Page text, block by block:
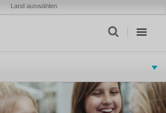
Land auswählen